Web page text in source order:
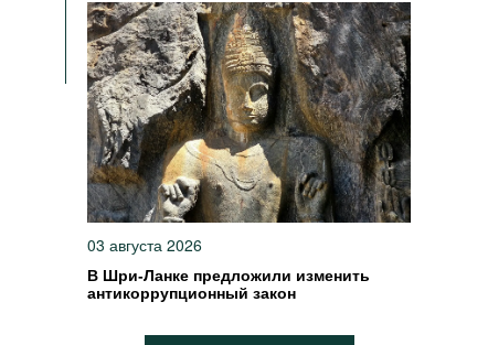
03 августа 2026
В Шри-Ланке предложили изменить
антикоррупционный закон